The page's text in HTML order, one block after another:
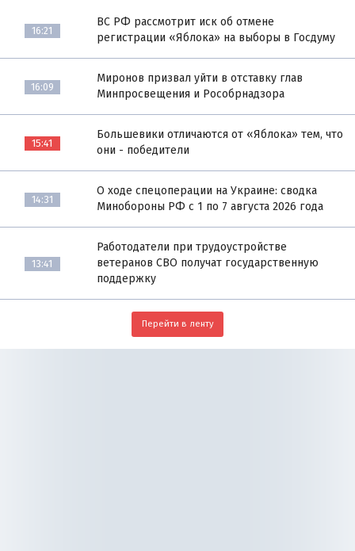
16:21
ВС РФ рассмотрит иск об отмене
регистрации «Яблока» на выборы в Госдуму
16:09
Миронов призвал уйти в отставку глав
Минпросвещения и Рособрнадзора
15:41
Большевики отличаются от «Яблока» тем, что
они - победители
14:31
О ходе спецоперации на Украине: сводка
Минобороны РФ с 1 по 7 августа 2026 года
13:41
Работодатели при трудоустройстве
ветеранов СВО получат государственную
поддержку
Перейти в ленту